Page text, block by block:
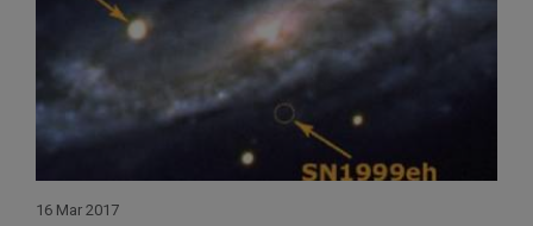
16 Mar 2017